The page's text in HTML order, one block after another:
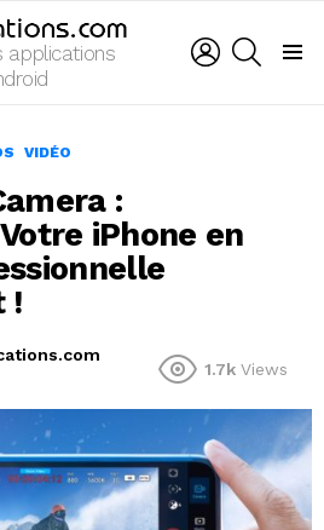
applications
LOGIN
VIDÉO
:
iPhone en
!
1.7k Views